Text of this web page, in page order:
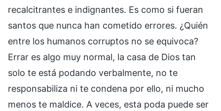
recalcitrantes e indignantes. Es como si fueran
santos que nunca han cometido errores. ¿Quién
entre los humanos corruptos no se equivoca?
Errar es algo muy normal, la casa de Dios tan
solo te está podando verbalmente, no te
responsabiliza ni te condena por ello, ni mucho
menos te maldice. A veces, esta poda puede ser